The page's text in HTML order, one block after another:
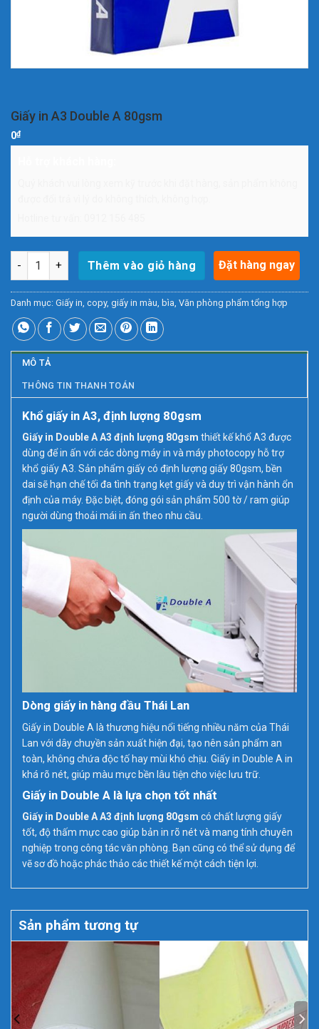
Giấy in A3 Double A 80gsm
0₫
Giấy in A3 Double A 80gsm số lượng
Thêm vào giỏ hàng Đặt hàng ngay
Danh mục: Giấy in, copy, giấy in màu, bìa, Văn phòng phẩm tổng hợp
MÔ TẢ
THÔNG TIN THANH TOÁN
Khổ giấy in A3, định lượng 80gsm
Giấy in Double A A3 định lượng 80gsm thiết kế khổ A3 được
dùng để in ấn với các dòng máy in và máy photocopy hỗ trợ
khổ giấy A3. Sản phẩm giấy có định lượng giấy 80gsm, bền
dai sẽ hạn chế tối đa tình trạng kẹt giấy và duy trì vận hành ổn
định của máy. Đặc biệt, đóng gói sản phẩm 500 tờ / ram giúp
người dùng thoải mái in ấn theo nhu cầu.
Dòng giấy in hàng đầu Thái Lan
Giấy in Double A là thương hiệu nổi tiếng nhiều năm của Thái
Lan với dây chuyền sản xuất hiện đại, tạo nên sản phẩm an
toàn, không chứa độc tố hay mùi khó chịu. Giấy in Double A in
khá rõ nét, giúp màu mực bền lâu tiện cho việc lưu trữ.
Giấy in Double A là lựa chọn tốt nhất
Giấy in Double A A3 định lượng 80gsm có chất lượng giấy
tốt, độ thấm mực cao giúp bản in rõ nét và mang tính chuyên
nghiệp trong công tác văn phòng. Bạn cũng có thể sử dụng để
vẽ sơ đồ hoặc phác thảo các thiết kế một cách tiện lợi.
Sản phẩm tương tự